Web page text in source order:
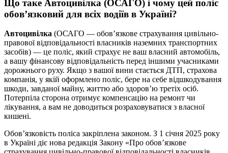
Що таке Автоцивілка (ОСАГО) і чому цей поліс
обов’язковий для всіх водіїв в Україні?
Автоцивілка (ОСАГО — обов’язкове страхування цивільно-
правової відповідальності власників наземних транспортних
засобів) — це поліс, який страхує не ваш власний автомобіль,
а вашу фінансову відповідальність перед іншими учасниками
дорожнього руху. Якщо з вашої вини стається ДТП, страхова
компанія, у якій оформлено поліс, бере на себе відшкодування
шкоди, завданої майну, життю або здоров’ю третіх осіб.
Потерпіла сторона отримує компенсацію на ремонт чи
лікування, а вам не доводиться розраховуватися з власної
кишені.
Обов’язковість поліса закріплена законом. З 1 січня 2025 року
в Україні діє нова редакція Закону «Про обов’язкове